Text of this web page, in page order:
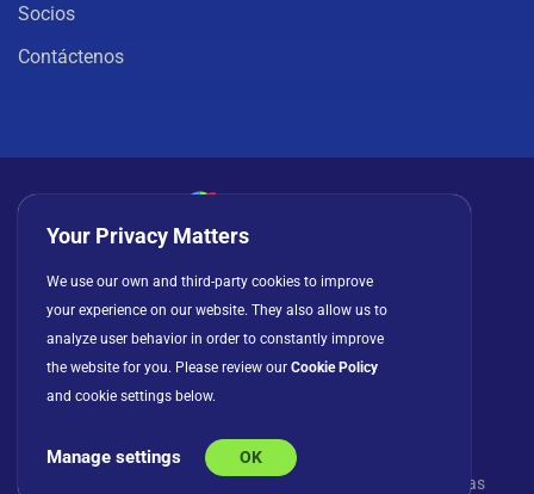
Socios
Contáctenos
Política de privacidad Cookies
Acuerdo de licencia
© Copyright 2026 INFRAGISTICS. Todos los derechos
reservados. Slingshot y el logotipo de Slingshot son marcas
Your Privacy Matters
We use our own and third-party cookies to improve
your experience on our website. They also allow us to
analyze user behavior in order to constantly improve
the website for you. Please review our Cookie Policy
and cookie settings below.
Manage settings OK